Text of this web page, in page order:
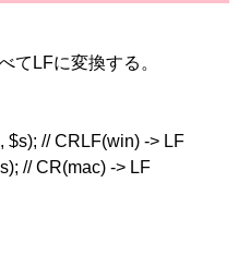
てLFに変換する。
// CRLF(win) -> LF
// CR(mac) -> LF